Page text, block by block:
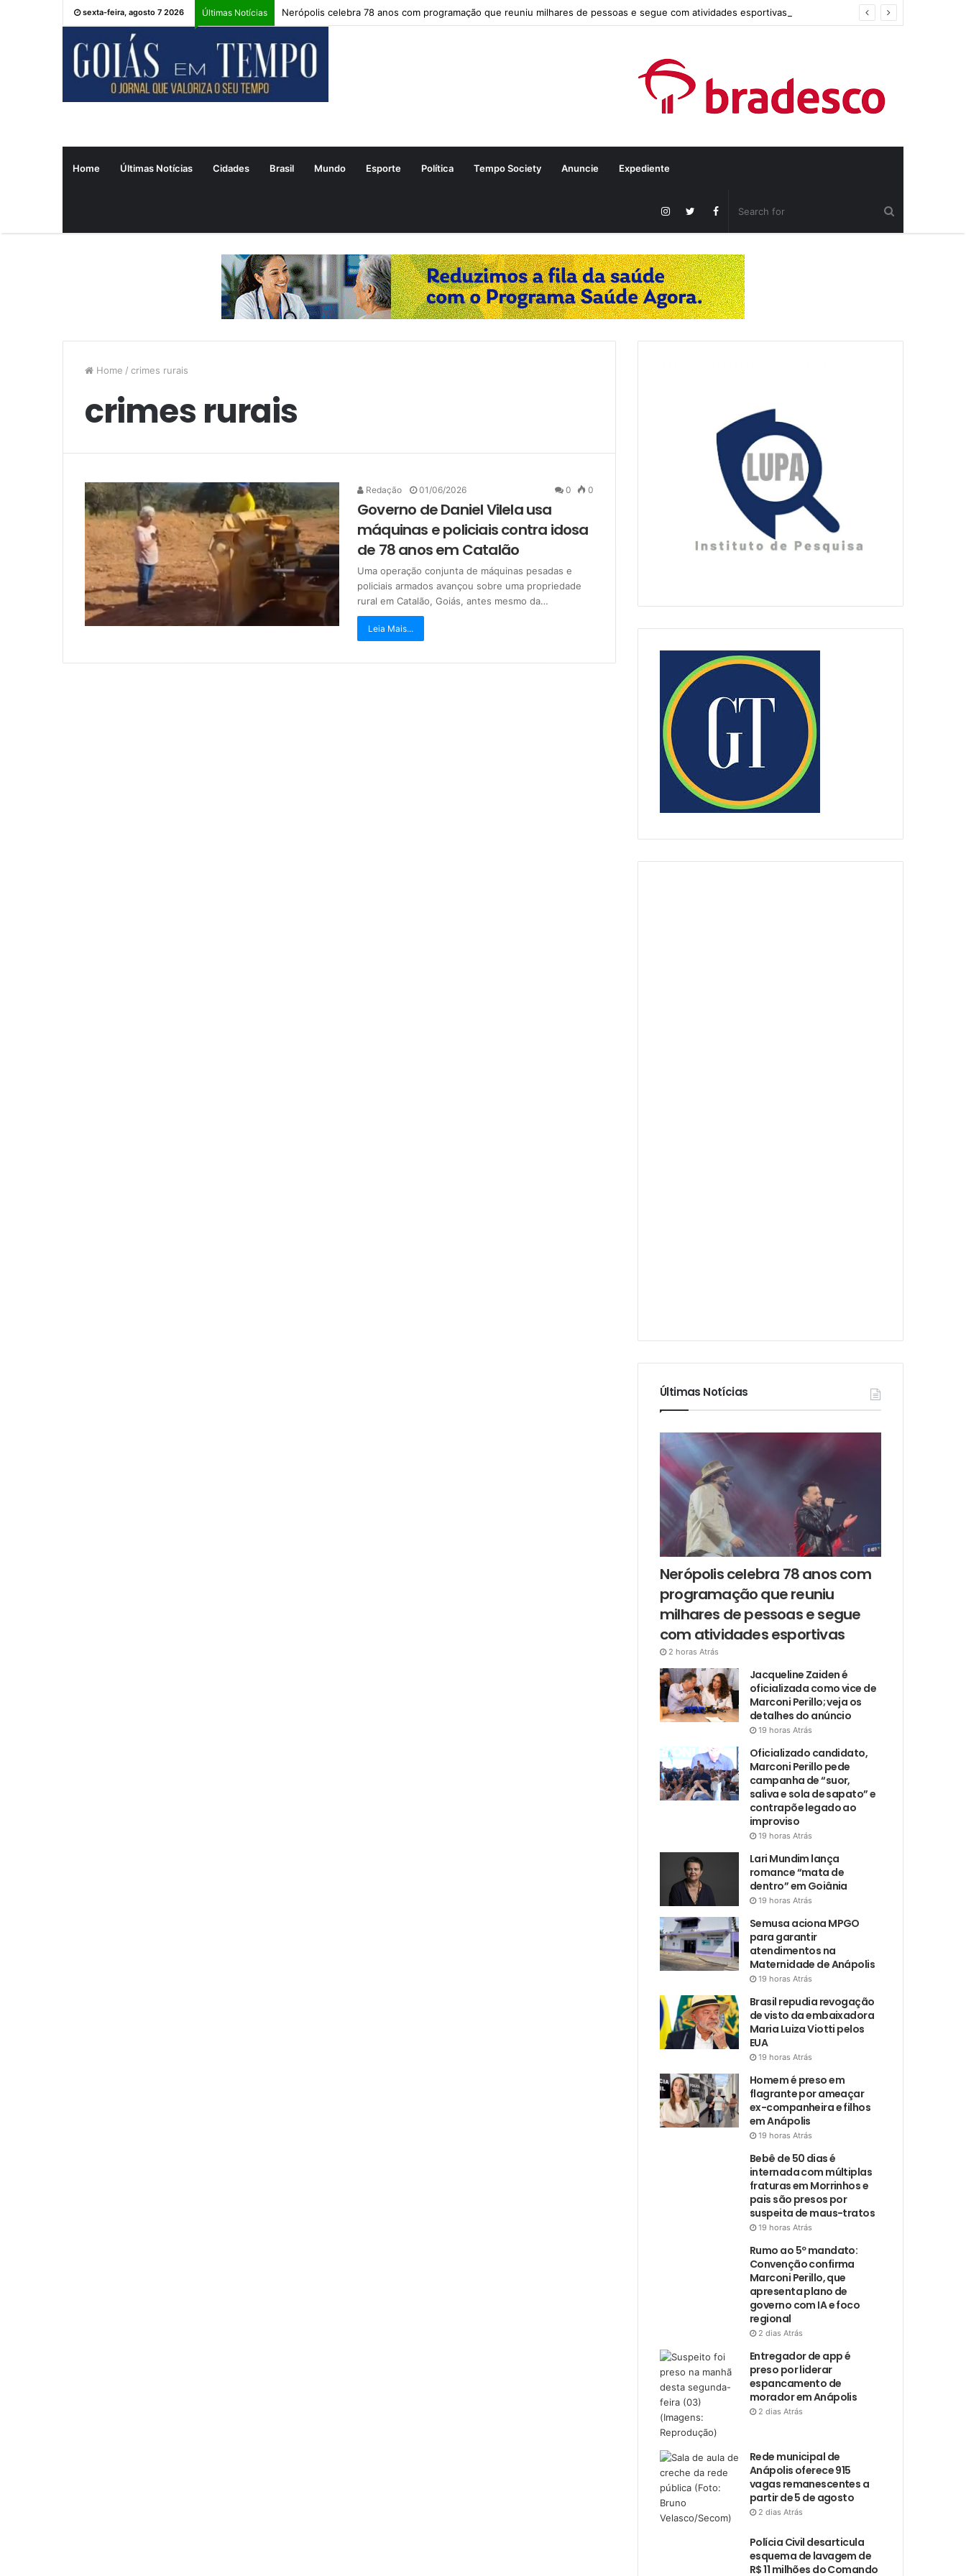
sexta-feira, agosto 7 2026 Últimas Notícias Nerópolis celebra 78 anos com programação que reuniu milhares de pessoas e segue com atividades esportivas
Home Últimas Notícias Cidades Brasil Mundo Esporte Política Tempo Society Anuncie Expediente
Home / crimes rurais
crimes rurais
Redação 01/06/2026 0 0
Governo de Daniel Vilela usa
máquinas e policiais contra idosa
de 78 anos em Catalão
Uma operação conjunta de máquinas pesadas e
policiais armados avançou sobre uma propriedade
rural em Catalão, Goiás, antes mesmo da…
Leia Mais...
Últimas Notícias
Nerópolis celebra 78 anos com
programação que reuniu
milhares de pessoas e segue
com atividades esportivas
2 horas Atrás
Jacqueline Zaiden é
oficializada como vice de
Marconi Perillo; veja os
detalhes do anúncio
19 horas Atrás
Oficializado candidato,
Marconi Perillo pede
campanha de “suor,
saliva e sola de sapato” e
contrapõe legado ao
improviso
19 horas Atrás
Lari Mundim lança
romance “mata de
dentro” em Goiânia
19 horas Atrás
Semusa aciona MPGO
para garantir
atendimentos na
Maternidade de Anápolis
19 horas Atrás
Brasil repudia revogação
de visto da embaixadora
Maria Luiza Viotti pelos
EUA
19 horas Atrás
Homem é preso em
flagrante por ameaçar
ex-companheira e filhos
em Anápolis
19 horas Atrás
Bebê de 50 dias é
internada com múltiplas
fraturas em Morrinhos e
pais são presos por
suspeita de maus-tratos
19 horas Atrás
Rumo ao 5º mandato:
Convenção confirma
Marconi Perillo, que
apresenta plano de
governo com IA e foco
regional
2 dias Atrás
Entregador de app é
preso por liderar
espancamento de
morador em Anápolis
2 dias Atrás
Rede municipal de
Anápolis oferece 915
vagas remanescentes a
partir de 5 de agosto
2 dias Atrás
Polícia Civil desarticula
esquema de lavagem de
R$ 11 milhões do Comando